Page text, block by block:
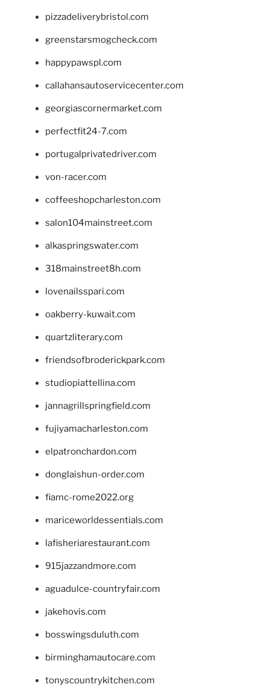
pizzadeliverybristol.com
greenstarsmogcheck.com
happypawspl.com
callahansautoservicecenter.com
georgiascornermarket.com
perfectfit24-7.com
portugalprivatedriver.com
von-racer.com
coffeeshopcharleston.com
salon104mainstreet.com
alkaspringswater.com
318mainstreet8h.com
lovenailsspari.com
oakberry-kuwait.com
quartzliterary.com
friendsofbroderickpark.com
studiopiattellina.com
jannagrillspringfield.com
fujiyamacharleston.com
elpatronchardon.com
donglaishun-order.com
fiamc-rome2022.org
mariceworldessentials.com
lafisheriarestaurant.com
915jazzandmore.com
aguadulce-countryfair.com
jakehovis.com
bosswingsduluth.com
birminghamautocare.com
tonyscountrykitchen.com